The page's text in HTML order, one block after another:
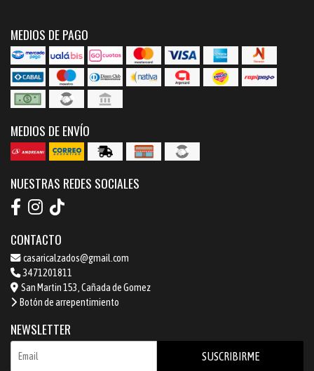
MEDIOS DE PAGO
MEDIOS DE ENVÍO
NUESTRAS REDES SOCIALES
CONTACTO
casaricalzados@gmail.com
3471201811
San Martin 153, Cañada de Gomez
Botón de arrepentimiento
NEWSLETTER
SUSCRIBIRME